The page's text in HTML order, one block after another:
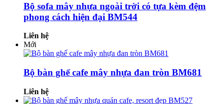
Bộ sofa mây nhựa ngoài trời có tựa kèm đệm
phong cách hiện đại BM544
Liên hệ
Mới
Bộ bàn ghế cafe mây nhựa đan tròn BM681
Liên hệ